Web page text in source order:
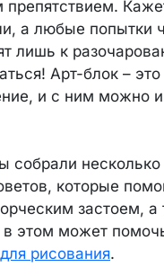
а любые попытки
лишь к
Арт-блок – это
и с ним можно
собрали несколько
которые
застоем, а
в этом может
рисования.